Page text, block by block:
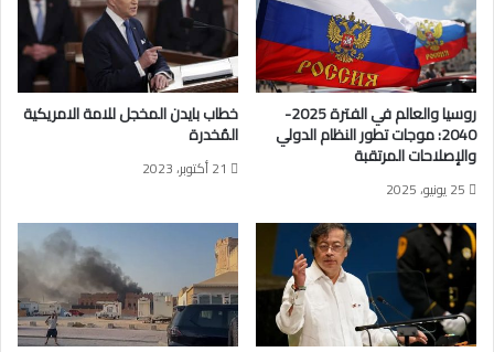
م
ة
ا
ل
إ
ب
ا
د
ة
ا
ل
ج
م
ا
روسيا والعالم في الفترة 2025-
2040: موجات تطور النظام الدولي
والإصلاحات المرتقبة
25 يونيو، 2025
خطاب بايدن المخجل للامة الامريكية
المُخدرة
21 أكتوبر، 2023